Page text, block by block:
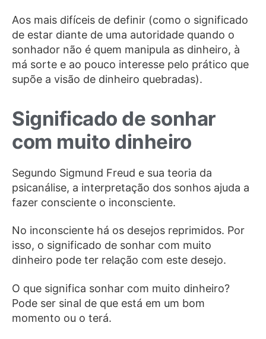
Aos mais difíceis de definir (como o significado
de estar diante de uma autoridade quando o
sonhador não é quem manipula as dinheiro, à
má sorte e ao pouco interesse pelo prático que
supõe a visão de dinheiro quebradas).
Significado de sonhar
com muito dinheiro
Segundo Sigmund Freud e sua teoria da
psicanálise, a interpretação dos sonhos ajuda a
fazer consciente o inconsciente.
No inconsciente há os desejos reprimidos. Por
isso, o significado de sonhar com muito
dinheiro pode ter relação com este desejo.
O que significa sonhar com muito dinheiro?
Pode ser sinal de que está em um bom
momento ou o terá.